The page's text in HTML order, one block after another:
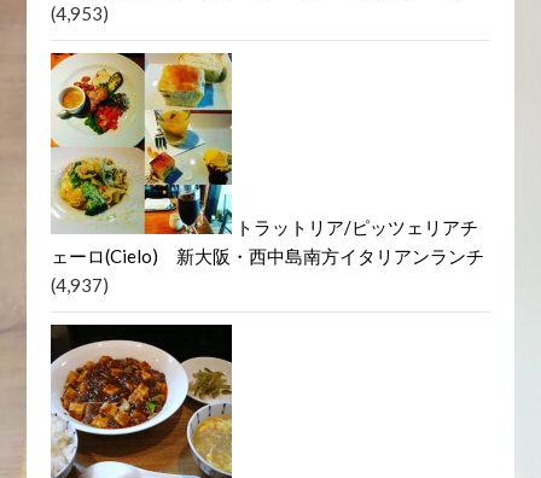
(4,953)
トラットリア/ピッツェリアチ
ェーロ(Cielo) 新大阪・西中島南方イタリアンランチ
(4,937)